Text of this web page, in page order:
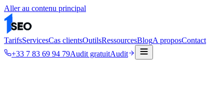
Aller au contenu principal
TarifsServicesCas clientsOutilsRessourcesBlogA proposContact
+33 7 83 69 94 79Audit gratuitAudit